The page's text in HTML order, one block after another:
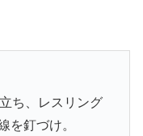
ち、レスリング
を釘づけ。